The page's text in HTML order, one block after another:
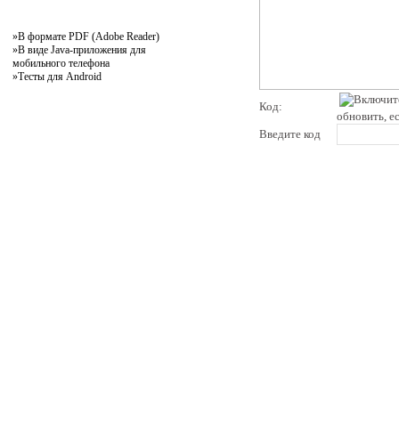
»В формате PDF (Adobe Reader)
»В виде Java-приложения для
мобильного телефона
»Тесты для Android
Код:
обновить,
Введите код